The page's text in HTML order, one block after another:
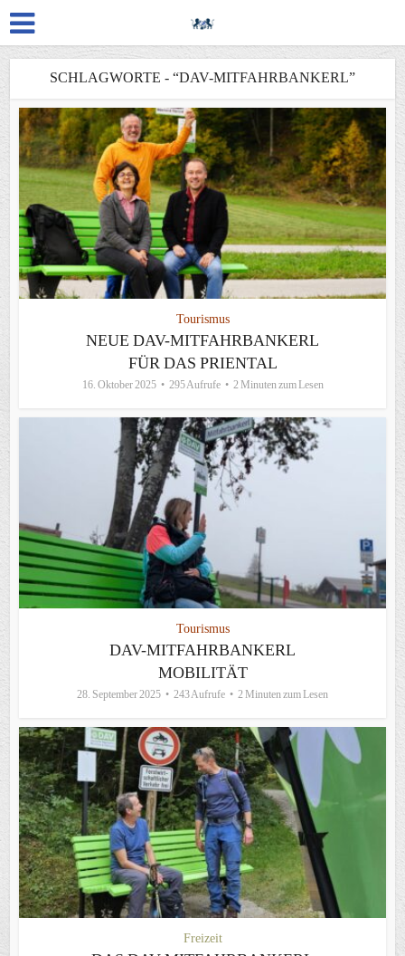
SCHLAGWORTE - “DAV-MITFAHRBANKERL”
Tourismus
NEUE DAV-MITFAHRBANKERL
FÜR DAS PRIENTAL
16. Oktober 2025 295 Aufrufe 2 Minuten zum Lesen
Tourismus
DAV-MITFAHRBANKERL
MOBILITÄT
28. September 2025 243 Aufrufe 2 Minuten zum Lesen
Freizeit